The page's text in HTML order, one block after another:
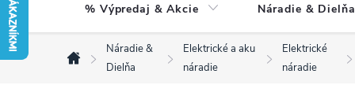
% Výpredaj & Akcie Náradie & Dielňa
Domov
Náradie &
Dielňa
Elektrické a aku
náradie
Elektrické
náradie